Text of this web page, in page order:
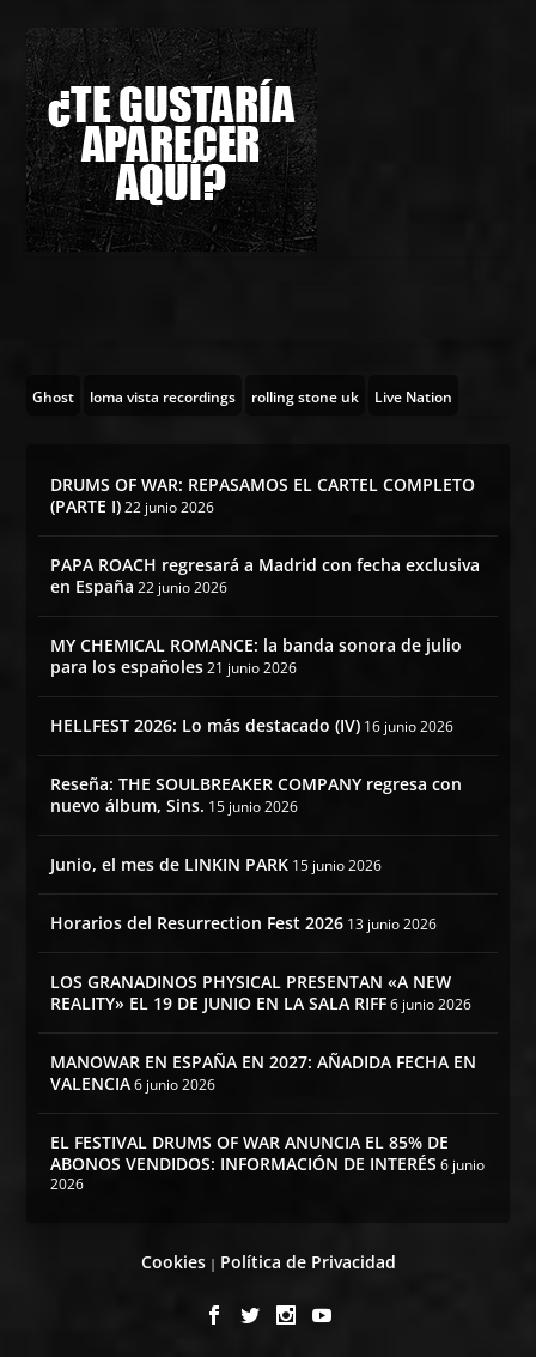
Ghost loma vista recordings rolling stone uk Live Nation
DRUMS OF WAR: REPASAMOS EL CARTEL COMPLETO
(PARTE I) 22 junio 2026
PAPA ROACH regresará a Madrid con fecha exclusiva
en España 22 junio 2026
MY CHEMICAL ROMANCE: la banda sonora de julio
para los españoles 21 junio 2026
HELLFEST 2026: Lo más destacado (IV) 16 junio 2026
Reseña: THE SOULBREAKER COMPANY regresa con
nuevo álbum, Sins. 15 junio 2026
Junio, el mes de LINKIN PARK 15 junio 2026
Horarios del Resurrection Fest 2026 13 junio 2026
LOS GRANADINOS PHYSICAL PRESENTAN «A NEW
REALITY» EL 19 DE JUNIO EN LA SALA RIFF 6 junio 2026
MANOWAR EN ESPAÑA EN 2027: AÑADIDA FECHA EN
VALENCIA 6 junio 2026
EL FESTIVAL DRUMS OF WAR ANUNCIA EL 85% DE
ABONOS VENDIDOS: INFORMACIÓN DE INTERÉS 6 junio
2026
Cookies| Política de Privacidad